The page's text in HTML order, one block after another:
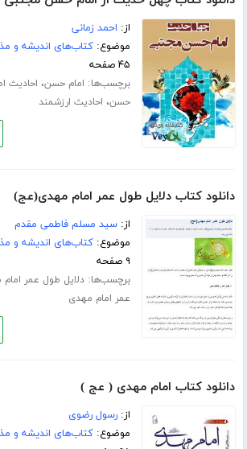
از: احمد زمانی
موضوع:کتاب‌های اندیشه و
۴۵ صفحه
برچسب‌ها: امام حسن، احادیث
حسن، احادیث ارزشمند
دانلود کتاب دلایل طول عمر امام مهدی(عج)
از:سید مسلم فاطمی مقدم
موضوع:کتاب‌های اندیشه و
۹ صفحه
برچسب‌ها:دلایل طول عمر
عمر امام مهدی
دانلود کتاب امام مهدی ( عج )
از:رسول رضوی
موضوع:کتاب‌های اندیشه و